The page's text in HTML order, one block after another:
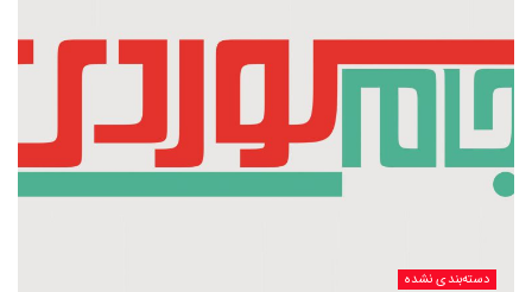
دسته‌بندی نشده